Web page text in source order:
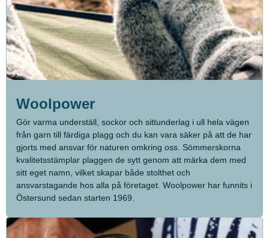
Woolpower
Gör varma underställ, sockor och sittunderlag i ull hela vägen
från garn till färdiga plagg och du kan vara säker på att de har
gjorts med ansvar för naturen omkring oss. Sömmerskorna
kvalitetsstämplar plaggen de sytt genom att märka dem med
sitt eget namn, vilket skapar både stolthet och
ansvarstagande hos alla på företaget. Woolpower har funnits i
Östersund sedan starten 1969.